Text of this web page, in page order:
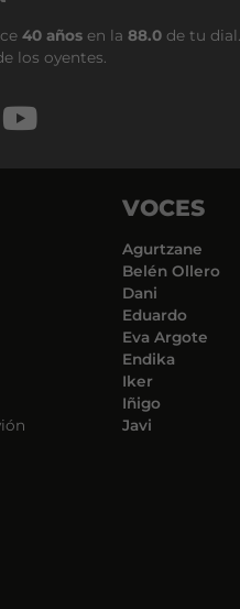
40 años en la 88.0 de tu
los oyentes.
VOCES
Agurtzane
Belén Ollero
Dani
Eduardo
Eva Argote
Endika
Iker
Iñigo
Javi